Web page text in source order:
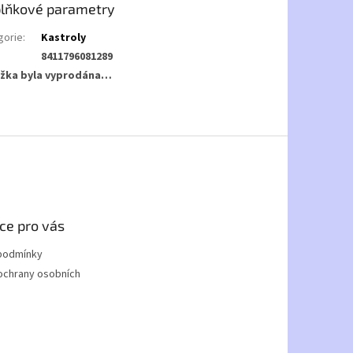
parametry
:
Kastroly
8411796081289
byla vyprodána…
pro vás
osobních